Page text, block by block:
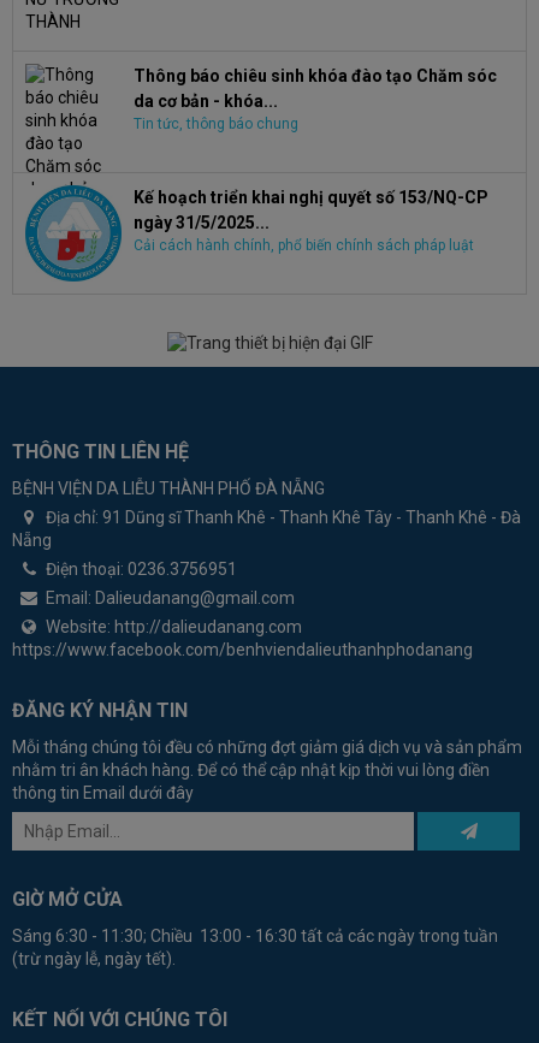
Thông báo chiêu sinh khóa đào tạo Chăm sóc
da cơ bản - khóa...
Tin tức, thông báo chung
Kế hoạch triển khai nghị quyết số 153/NQ-CP
ngày 31/5/2025...
Cải cách hành chính, phổ biến chính sách pháp luật
THÔNG TIN LIÊN HỆ
BỆNH VIỆN DA LIỄU THÀNH PHỐ ĐÀ NẴNG
Địa chỉ: 91 Dũng sĩ Thanh Khê - Thanh Khê Tây - Thanh Khê - Đà
Nẵng
Điện thoại: 0236.3756951
Email: Dalieudanang@gmail.com
Website: http://dalieudanang.com
https://www.facebook.com/benhviendalieuthanhphodanang
ĐĂNG KÝ NHẬN TIN
Mỗi tháng chúng tôi đều có những đợt giảm giá dịch vụ và sản phẩm
nhằm tri ân khách hàng. Để có thể cập nhật kịp thời vui lòng điền
thông tin Email dưới đây
GIỜ MỞ CỬA
Sáng 6:30 - 11:30; Chiều 13:00 - 16:30 tất cả các ngày trong tuần
(trừ ngày lễ, ngày tết).
KẾT NỐI VỚI CHÚNG TÔI